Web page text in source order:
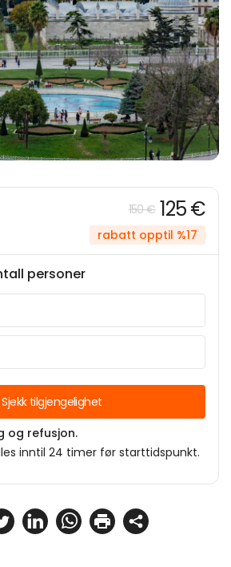
150 € 125 €
rabatt opptil %17
personer
Sjekk tilgjengelighet
og refusjon.
inntil 24 timer før starttidspunkt.